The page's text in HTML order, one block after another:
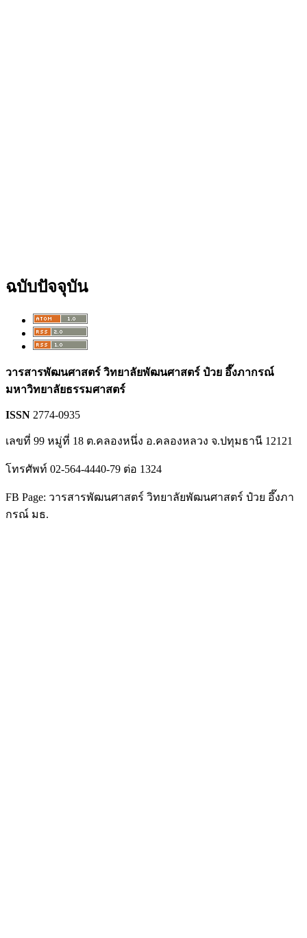
ฉบับปัจจุบัน
วารสารพัฒนศาสตร์ วิทยาลัยพัฒนศาสตร์ ป๋วย อึ๊งภากรณ์
มหาวิทยาลัยธรรมศาสตร์
ISSN 2774-0935
เลขที่ 99 หมู่ที่ 18 ต.คลองหนึ่ง อ.คลองหลวง จ.ปทุมธานี 12121
โทรศัพท์ 02-564-4440-79 ต่อ 1324
FB Page: วารสารพัฒนศาสตร์ วิทยาลัยพัฒนศาสตร์ ป๋วย อึ๊งภา
กรณ์ มธ.